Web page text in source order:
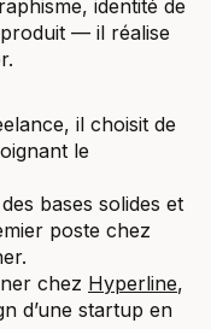
identité de
produit — il réalise
il choisit de
le
bases solides et
poste chez
chez Hyperline,
d’une startup en